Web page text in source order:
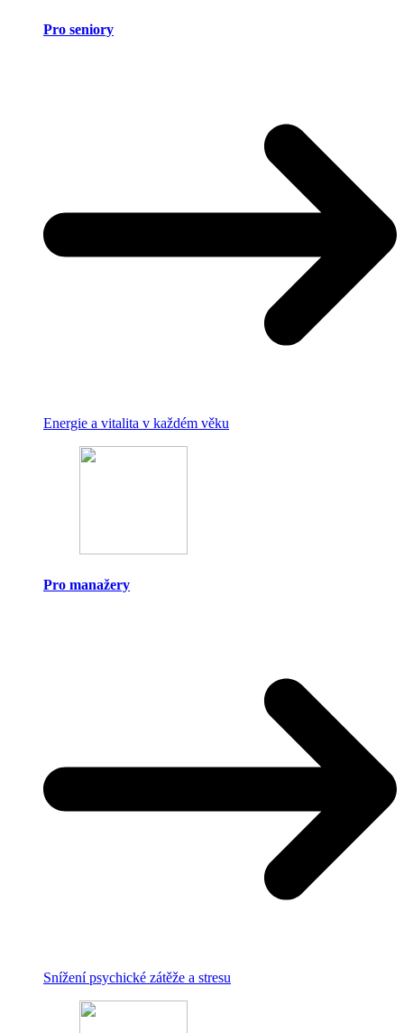
Pro seniory
Energie a vitalita v každém věku
Pro manažery
Snížení psychické zátěže a stresu